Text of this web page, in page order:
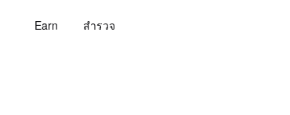
Earn สํารวจ